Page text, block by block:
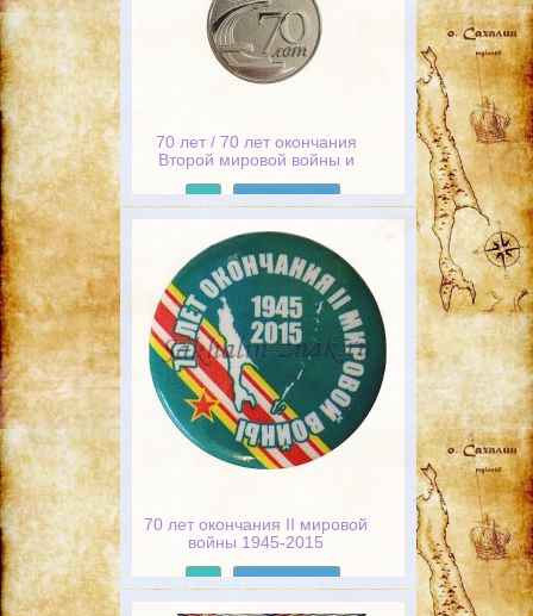
70 лет / 70 лет окончания
Второй мировой войны и
Сахалина и Курильских
островов 1945-2015
70 лет окончания II мировой
войны 1945-2015